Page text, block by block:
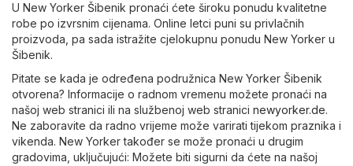
U New Yorker Šibenik pronaći ćete široku ponudu kvalitetne
robe po izvrsnim cijenama. Online letci puni su privlačnih
proizvoda, pa sada istražite cjelokupnu ponudu New Yorker u
Šibenik.
Pitate se kada je određena podružnica New Yorker Šibenik
otvorena? Informacije o radnom vremenu možete pronaći na
našoj web stranici ili na službenoj web stranici newyorker.de.
Ne zaboravite da radno vrijeme može varirati tijekom praznika i
vikenda. New Yorker također se može pronaći u drugim
gradovima, uključujući: Možete biti sigurni da ćete na našoj